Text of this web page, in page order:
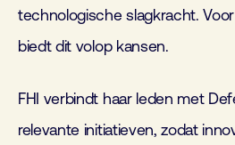
technologische slagkracht.
biedt dit volop kansen.
FHI verbindt haar leden met
relevante initiatieven, zodat